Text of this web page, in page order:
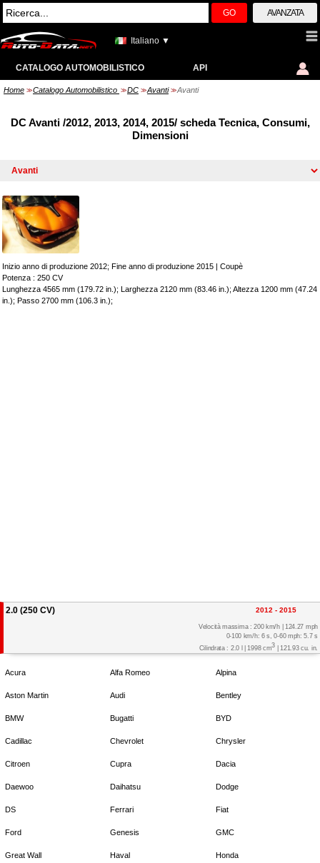
GO AVANZATA
Italiano ▼
CATALOGO AUTOMOBILISTICO API
Home >> Catalogo Automobilistico >> DC >> Avanti >> Avanti
DC Avanti /2012, 2013, 2014, 2015/ scheda Tecnica, Consumi,
Dimensioni
Inizio anno di produzione 2012; Fine anno di produzione 2015 | Coupè
Potenza : 250 CV
Lunghezza 4565 mm (179.72 in.); Larghezza 2120 mm (83.46 in.); Altezza 1200 mm (47.24
in.); Passo 2700 mm (106.3 in.);
2.0 (250 CV) 2012 - 2015
Velocità massima : 200 km/h | 124.27 mph
0-100 km/h: 6 s, 0-60 mph: 5.7 s
Cilindrata : 2.0 l | 1998 cm3 | 121.93 cu. in.
Acura Alfa Romeo Alpina
Aston Martin Audi Bentley
BMW Bugatti BYD
Cadillac Chevrolet Chrysler
Citroen Cupra Dacia
Daewoo Daihatsu Dodge
DS Ferrari Fiat
Ford Genesis GMC
Great Wall Haval Honda